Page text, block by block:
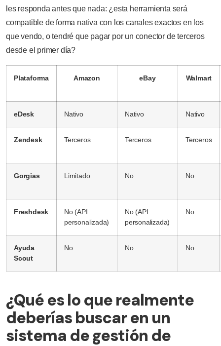
les responda antes que nada: ¿esta herramienta será
compatible de forma nativa con los canales exactos en los
que vendo, o tendré que pagar por un conector de terceros
desde el primer día?
Plataforma Amazon eBay Walmart
eDesk Nativo Nativo Nativo
Zendesk Terceros Terceros Terceros
Gorgias Limitado No No
Freshdesk
No (API
personalizada)
No (API
personalizada)
No
Ayuda
Scout
No No No
¿Qué es lo que realmente
deberías buscar en un
sistema de gestión de